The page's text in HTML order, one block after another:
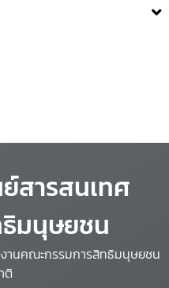
สารสนเทศ
มนุษยชน
านคณะกรรมการสิทธิมนุษยชน
ติ